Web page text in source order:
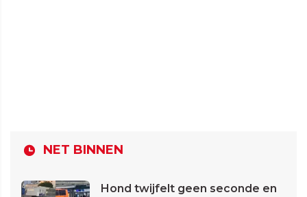
NET BINNEN
Hond twijfelt geen seconde en